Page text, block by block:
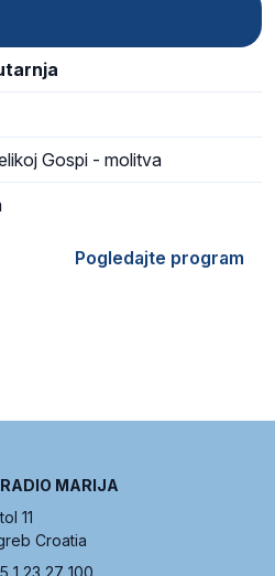
Gospi - molitva
Pogledajte program
MARIJA
11
Croatia